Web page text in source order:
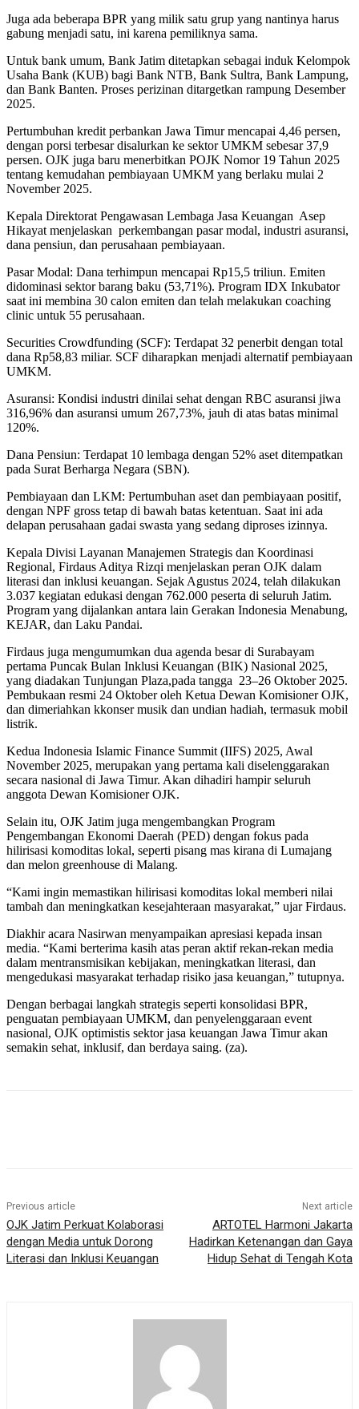
Juga ada beberapa BPR yang milik satu grup yang nantinya harus
gabung menjadi satu, ini karena pemiliknya sama.
Untuk bank umum, Bank Jatim ditetapkan sebagai induk Kelompok
Usaha Bank (KUB) bagi Bank NTB, Bank Sultra, Bank Lampung,
dan Bank Banten. Proses perizinan ditargetkan rampung Desember
2025.
Pertumbuhan kredit perbankan Jawa Timur mencapai 4,46 persen,
dengan porsi terbesar disalurkan ke sektor UMKM sebesar 37,9
persen. OJK juga baru menerbitkan POJK Nomor 19 Tahun 2025
tentang kemudahan pembiayaan UMKM yang berlaku mulai 2
November 2025.
Kepala Direktorat Pengawasan Lembaga Jasa Keuangan Asep
Hikayat menjelaskan perkembangan pasar modal, industri asuransi,
dana pensiun, dan perusahaan pembiayaan.
Pasar Modal: Dana terhimpun mencapai Rp15,5 triliun. Emiten
didominasi sektor barang baku (53,71%). Program IDX Inkubator
saat ini membina 30 calon emiten dan telah melakukan coaching
clinic untuk 55 perusahaan.
Securities Crowdfunding (SCF): Terdapat 32 penerbit dengan total
dana Rp58,83 miliar. SCF diharapkan menjadi alternatif pembiayaan
UMKM.
Asuransi: Kondisi industri dinilai sehat dengan RBC asuransi jiwa
316,96% dan asuransi umum 267,73%, jauh di atas batas minimal
120%.
Dana Pensiun: Terdapat 10 lembaga dengan 52% aset ditempatkan
pada Surat Berharga Negara (SBN).
Pembiayaan dan LKM: Pertumbuhan aset dan pembiayaan positif,
dengan NPF gross tetap di bawah batas ketentuan. Saat ini ada
delapan perusahaan gadai swasta yang sedang diproses izinnya.
Kepala Divisi Layanan Manajemen Strategis dan Koordinasi
Regional, Firdaus Aditya Rizqi menjelaskan peran OJK dalam
literasi dan inklusi keuangan. Sejak Agustus 2024, telah dilakukan
3.037 kegiatan edukasi dengan 762.000 peserta di seluruh Jatim.
Program yang dijalankan antara lain Gerakan Indonesia Menabung,
KEJAR, dan Laku Pandai.
Firdaus juga mengumumkan dua agenda besar di Surabayam
pertama Puncak Bulan Inklusi Keuangan (BIK) Nasional 2025,
yang diadakan Tunjungan Plaza,pada tangga 23–26 Oktober 2025.
Pembukaan resmi 24 Oktober oleh Ketua Dewan Komisioner OJK,
dan dimeriahkan kkonser musik dan undian hadiah, termasuk mobil
listrik.
Kedua Indonesia Islamic Finance Summit (IIFS) 2025, Awal
November 2025, merupakan yang pertama kali diselenggarakan
secara nasional di Jawa Timur. Akan dihadiri hampir seluruh
anggota Dewan Komisioner OJK.
Selain itu, OJK Jatim juga mengembangkan Program
Pengembangan Ekonomi Daerah (PED) dengan fokus pada
hilirisasi komoditas lokal, seperti pisang mas kirana di Lumajang
dan melon greenhouse di Malang.
“Kami ingin memastikan hilirisasi komoditas lokal memberi nilai
tambah dan meningkatkan kesejahteraan masyarakat,” ujar Firdaus.
Diakhir acara Nasirwan menyampaikan apresiasi kepada insan
media. “Kami berterima kasih atas peran aktif rekan-rekan media
dalam mentransmisikan kebijakan, meningkatkan literasi, dan
mengedukasi masyarakat terhadap risiko jasa keuangan,” tutupnya.
Dengan berbagai langkah strategis seperti konsolidasi BPR,
penguatan pembiayaan UMKM, dan penyelenggaraan event
nasional, OJK optimistis sektor jasa keuangan Jawa Timur akan
semakin sehat, inklusif, dan berdaya saing. (za).
Previous article
OJK Jatim Perkuat Kolaborasi
dengan Media untuk Dorong
Literasi dan Inklusi Keuangan
Next article
ARTOTEL Harmoni Jakarta
Hadirkan Ketenangan dan Gaya
Hidup Sehat di Tengah Kota